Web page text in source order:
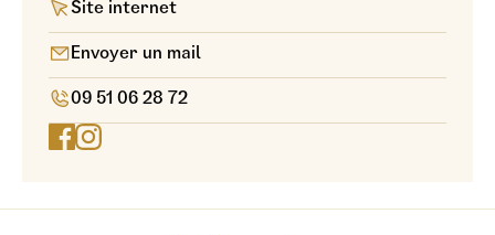
Site internet
Envoyer un mail
09 51 06 28 72